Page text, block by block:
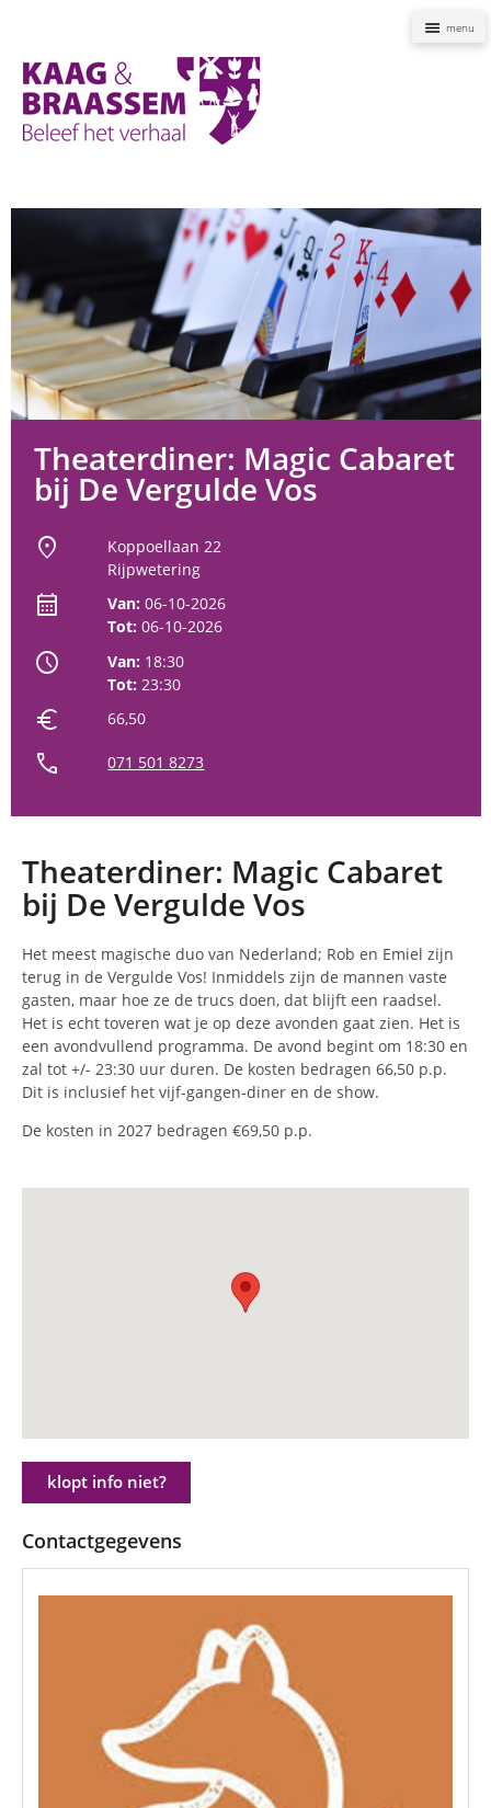
Theaterdiner: Magic Cabaret
bij De Vergulde Vos
location_on
Koppoellaan 22
Rijpwetering
calendar_month Van: 06-10-2026
Tot: 06-10-2026
schedule Van: 18:30
Tot: 23:30
euro 66,50
call 071 501 8273
Theaterdiner: Magic Cabaret
bij De Vergulde Vos
Het meest magische duo van Nederland; Rob en Emiel zijn
terug in de Vergulde Vos! Inmiddels zijn de mannen vaste
gasten, maar hoe ze de trucs doen, dat blijft een raadsel.
Het is echt toveren wat je op deze avonden gaat zien. Het is
een avondvullend programma. De avond begint om 18:30 en
zal tot +/- 23:30 uur duren. De kosten bedragen 66,50 p.p.
Dit is inclusief het vijf-gangen-diner en de show.
De kosten in 2027 bedragen €69,50 p.p.
klopt info niet?
Contactgegevens